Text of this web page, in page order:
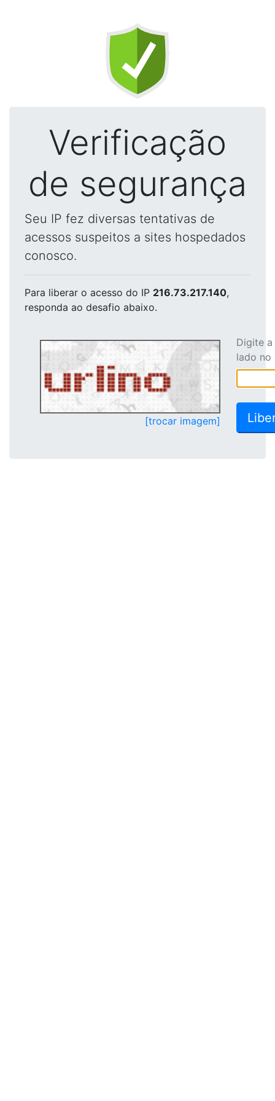
Verificação
de segurança
Seu IP fez diversas tentativas de
acessos suspeitos a sites hospedados
conosco.
Para liberar o acesso do IP 216.73.217.140,
responda ao desafio abaixo.
[trocar imagem]
Digite
lado no